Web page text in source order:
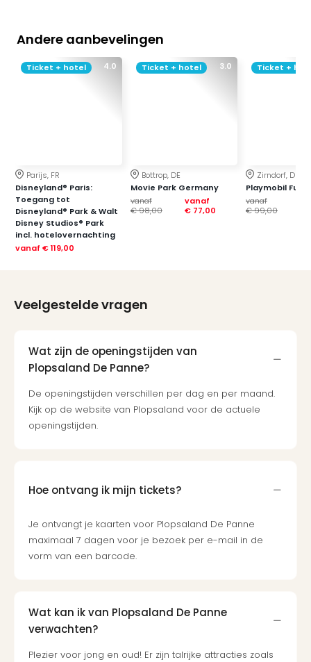
Andere aanbevelingen
4.0
Ticket + hotel
Parijs, FR
Disneyland® Paris:
Toegang tot
Disneyland® Park & Walt
Disney Studios® Park
incl. hotelovernachting
vanaf € 119,00
3.0
Ticket + hotel
Bottrop, DE
Movie Park Germany
vanaf
€ 98,00
vanaf
€ 77,00
Ticket +
Zirndorf, DE
Playmobil
vanaf
€ 99,00
Veelgestelde vragen
Wat zijn de openingstijden van
Plopsaland De Panne?
De openingstijden verschillen per dag en per maand.
Kijk op de website van Plopsaland voor de actuele
openingstijden.
Hoe ontvang ik mijn tickets?
Je ontvangt je kaarten voor Plopsaland De Panne
maximaal 7 dagen voor je bezoek per e-mail in de
vorm van een barcode.
Wat kan ik van Plopsaland De Panne
verwachten?
Plezier voor jong en oud! Er zijn talrijke attracties zoals